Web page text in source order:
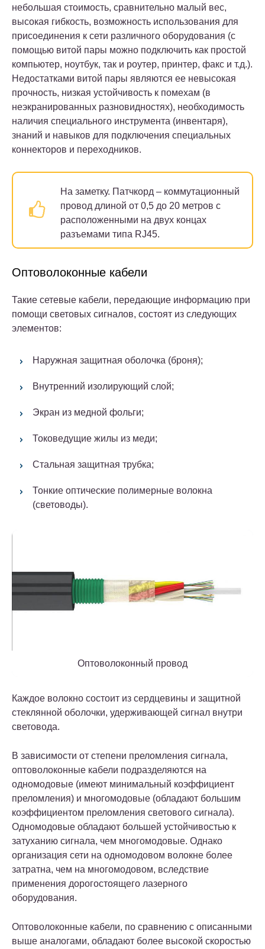
небольшая стоимость, сравнительно малый вес,
высокая гибкость, возможность использования для
присоединения к сети различного оборудования (с
помощью витой пары можно подключить как простой
компьютер, ноутбук, так и роутер, принтер, факс и т.д.).
Недостатками витой пары являются ее невысокая
прочность, низкая устойчивость к помехам (в
неэкранированных разновидностях), необходимость
наличия специального инструмента (инвентаря),
знаний и навыков для подключения специальных
коннекторов и переходников.
На заметку. Патчкорд – коммутационный
провод длиной от 0,5 до 20 метров с
расположенными на двух концах
разъемами типа RJ45.
Оптоволоконные кабели
Такие сетевые кабели, передающие информацию при
помощи световых сигналов, состоят из следующих
элементов:
Наружная защитная оболочка (броня);
Внутренний изолирующий слой;
Экран из медной фольги;
Токоведущие жилы из меди;
Стальная защитная трубка;
Тонкие оптические полимерные волокна
(световоды).
Оптоволоконный провод
Каждое волокно состоит из сердцевины и защитной
стеклянной оболочки, удерживающей сигнал внутри
световода.
В зависимости от степени преломления сигнала,
оптоволоконные кабели подразделяются на
одномодовые (имеют минимальный коэффициент
преломления) и многомодовые (обладают большим
коэффициентом преломления светового сигнала).
Одномодовые обладают большей устойчивостью к
затуханию сигнала, чем многомодовые. Однако
организация сети на одномодовом волокне более
затратна, чем на многомодовом, вследствие
применения дорогостоящего лазерного
оборудования.
Оптоволоконные кабели, по сравнению с описанными
выше аналогами, обладают более высокой скоростью